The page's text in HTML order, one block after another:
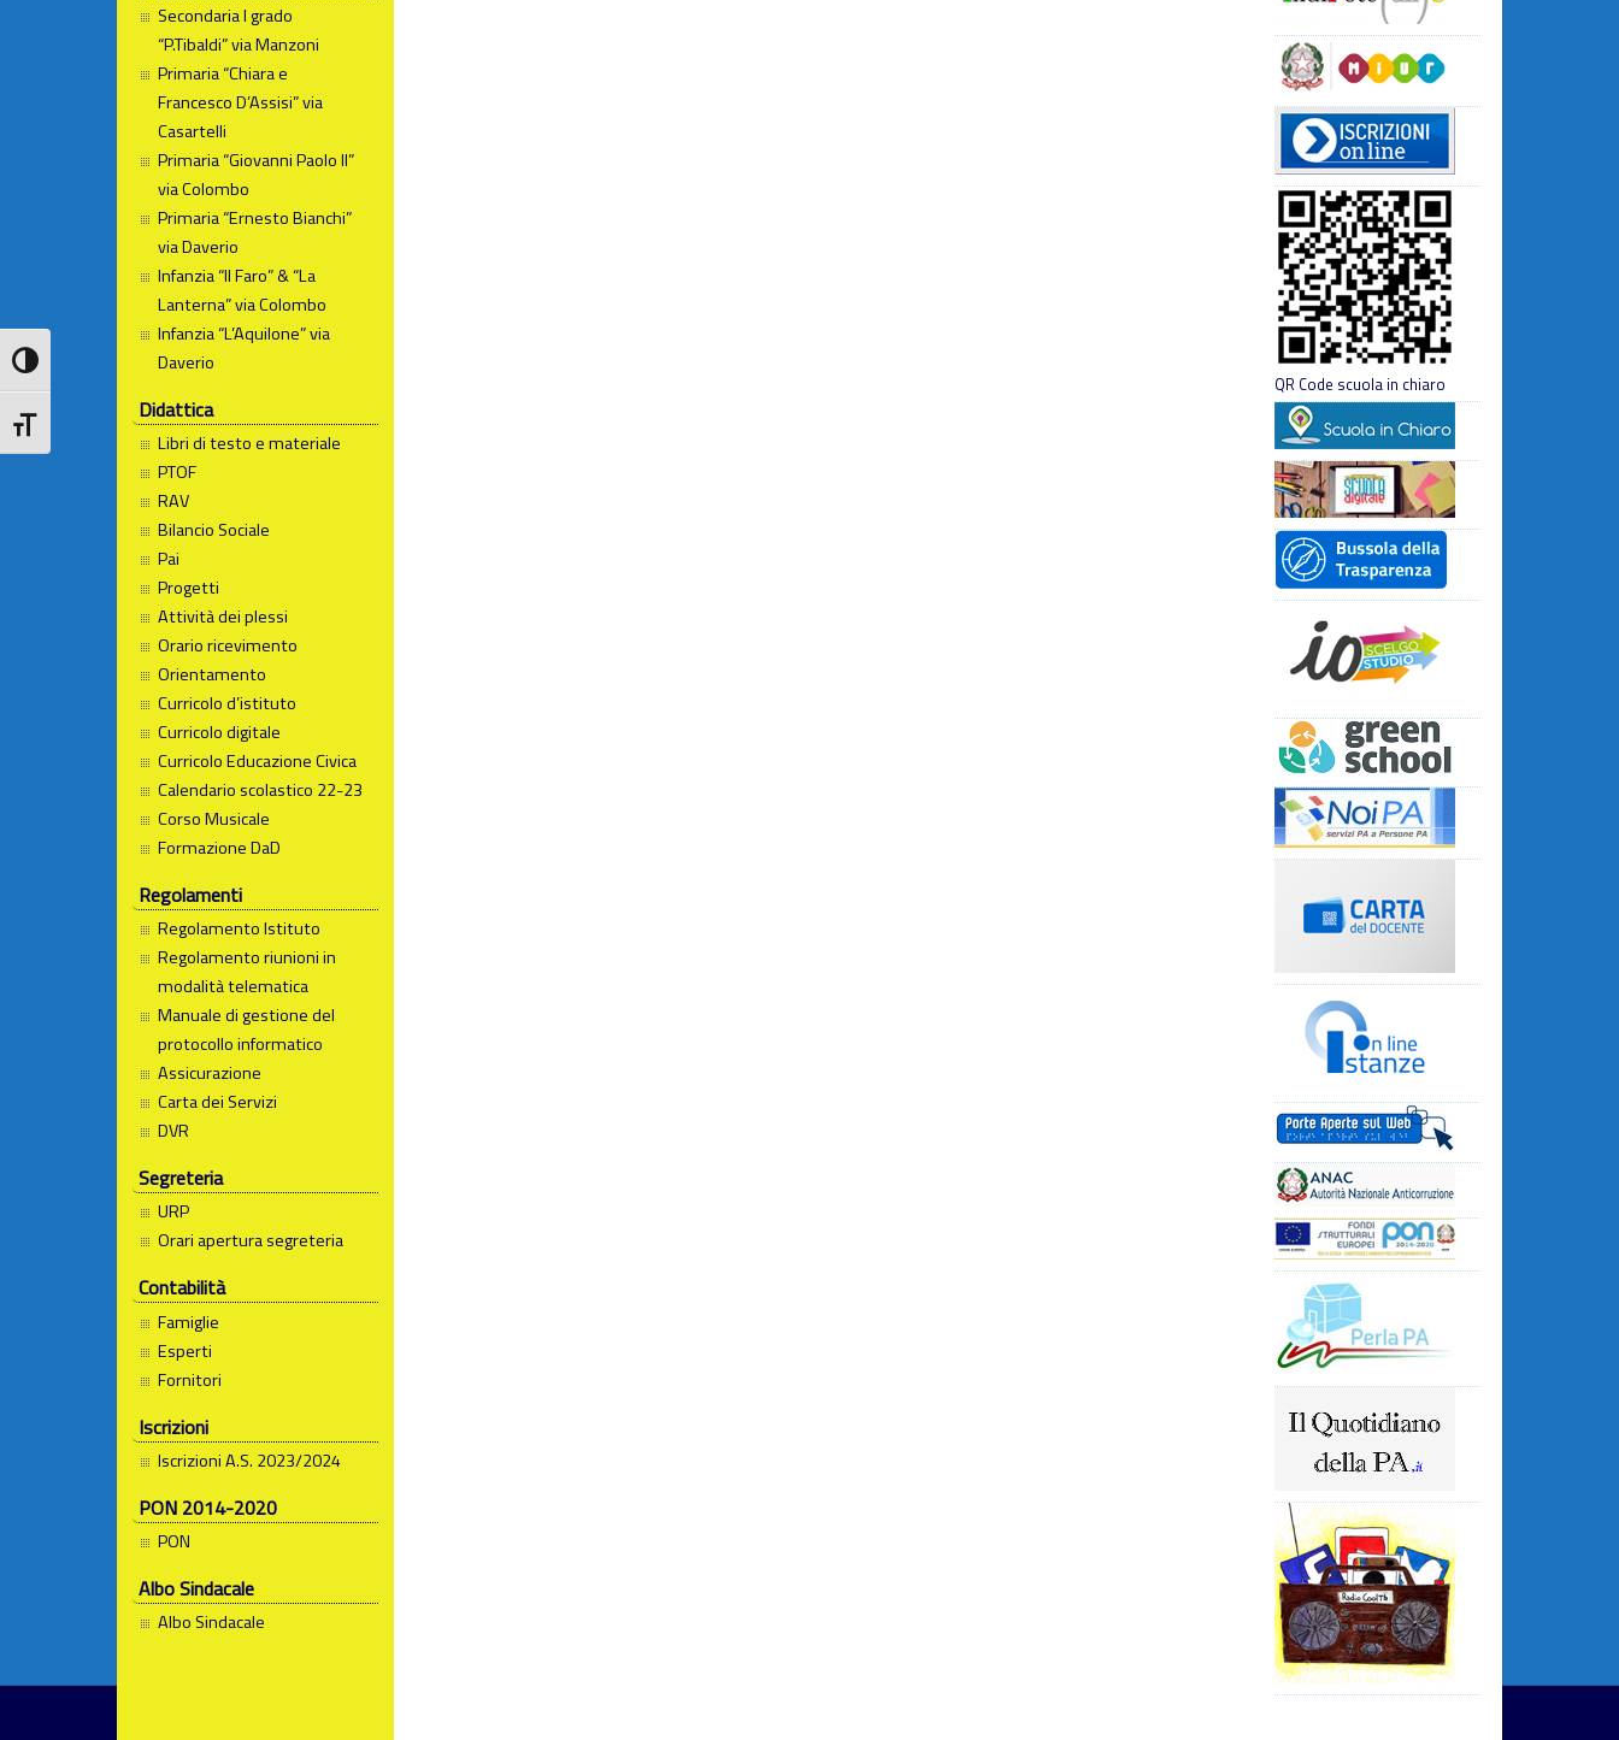
Attiva/disattiva alto contrasto
Attiva/disattiva dimensione testo
Secondaria I grado
“P.Tibaldi” via Manzoni
Primaria “Chiara e
Francesco D’Assisi” via
Casartelli
Primaria “Giovanni Paolo II”
via Colombo
Primaria “Ernesto Bianchi”
via Daverio
Infanzia “Il Faro” & “La
Lanterna” via Colombo
Infanzia “L’Aquilone” via
Daverio
Didattica
Libri di testo e materiale
PTOF
RAV
Bilancio Sociale
Pai
Progetti
Attività dei plessi
Orario ricevimento
Orientamento
Curricolo d’istituto
Curricolo digitale
Curricolo Educazione Civica
Calendario scolastico 22-23
Corso Musicale
Formazione DaD
Regolamenti
Regolamento Istituto
Regolamento riunioni in
modalità telematica
Manuale di gestione del
protocollo informatico
Assicurazione
Carta dei Servizi
DVR
Segreteria
URP
Orari apertura segreteria
Contabilità
Famiglie
Esperti
Fornitori
Iscrizioni
Iscrizioni A.S. 2023/2024
PON 2014-2020
PON
Albo Sindacale
Albo Sindacale
QR Code scuola in chiaro